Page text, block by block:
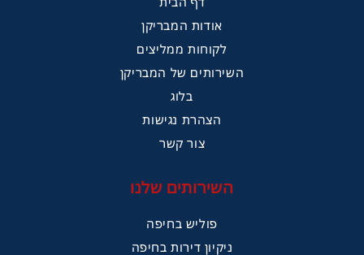
אודות המבריקן
לקוחות ממליצים
השירותים של המבריקן
בלוג
הצהרת נגישות
צור קשר
השירותים שלנו
פוליש בחיפה
ניקיון דירות בחיפה